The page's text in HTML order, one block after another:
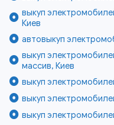
выкуп
Киев
автовыкуп
выкуп
массив, Киев
выкуп
выкуп
выкуп